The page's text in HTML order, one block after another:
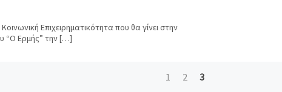
Επιχειρηματικότητα που θα γίνει στην
“Ο Ερμής” την […]
1 2 3